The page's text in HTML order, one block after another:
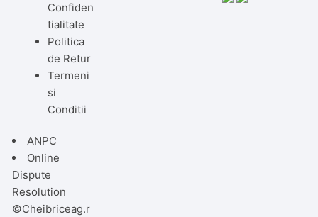
Confiden
tialitate
Politica
de Retur
Termeni
si
Conditii
ANPC
Online
Dispute
Resolution
©Cheibriceag.r